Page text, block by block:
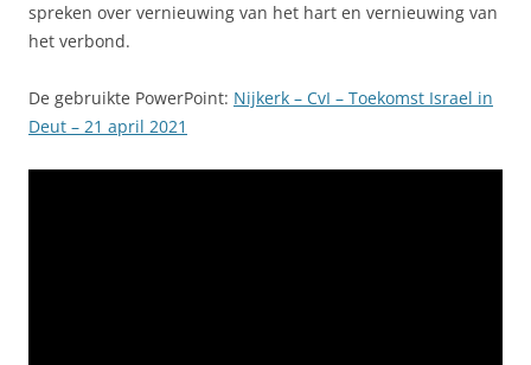
spreken over vernieuwing van het hart en vernieuwing van
het verbond.
De gebruikte PowerPoint: Nijkerk – CvI – Toekomst Israel in
Deut – 21 april 2021